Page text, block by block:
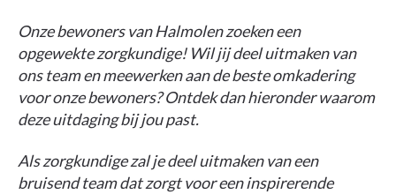
Onze bewoners van Halmolen zoeken een
opgewekte zorgkundige! Wil jij deel uitmaken van
ons team en meewerken aan de beste omkadering
voor onze bewoners? Ontdek dan hieronder waarom
deze uitdaging bij jou past.
Als zorgkundige zal je deel uitmaken van een
bruisend team dat zorgt voor een inspirerende